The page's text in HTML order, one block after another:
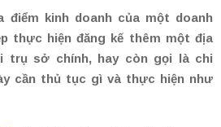
điểm kinh doanh của một doanh
thực hiện đăng kế thêm một địa
trụ sở chính, hay còn gọi là chi
cần thủ tục gì và thực hiện như